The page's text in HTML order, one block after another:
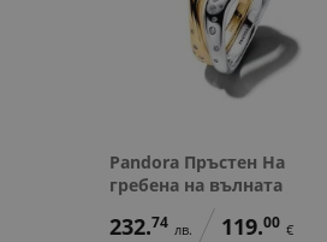
Pandora Пръстен На
гребена на вълната
232.74 лв. 119.00 €